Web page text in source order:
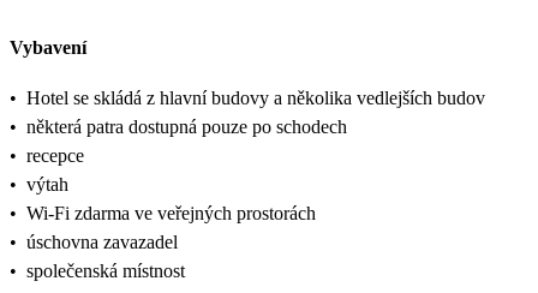
Vybavení
• Hotel se skládá z hlavní budovy a několika vedlejších budov
• některá patra dostupná pouze po schodech
• recepce
• výtah
• Wi-Fi zdarma ve veřejných prostorách
• úschovna zavazadel
• společenská místnost